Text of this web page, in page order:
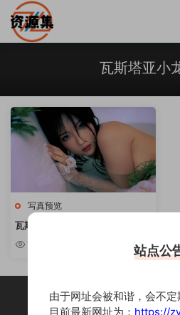
瓦斯塔亚小
写真预览
瓦斯塔亚小龙虾 -《鲸》
站点公
由于网址会被和谐，会不定
目前最新网址为： https://